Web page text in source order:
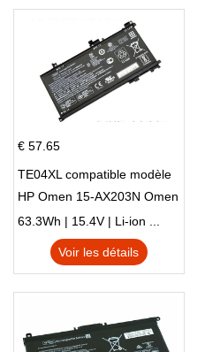
€ 57.65
TE04XL compatible modèle
HP Omen 15-AX203N Omen
15 Series Pavilion 15 Series
63.3Wh | 15.4V | Li-ion ...
Voir les détails